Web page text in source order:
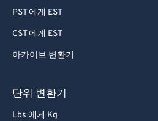
PST 에게 EST
CST 에게 EST
아카이브 변환기
단위 변환기
Lbs 에게 Kg